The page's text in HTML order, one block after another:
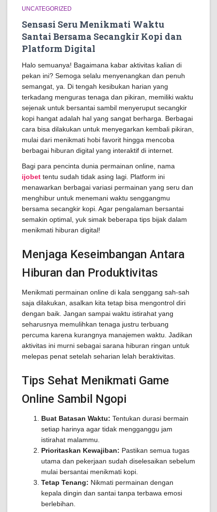
UNCATEGORIZED
Sensasi Seru Menikmati Waktu
Santai Bersama Secangkir Kopi dan
Platform Digital
Halo semuanya! Bagaimana kabar aktivitas kalian di
pekan ini? Semoga selalu menyenangkan dan penuh
semangat, ya. Di tengah kesibukan harian yang
terkadang menguras tenaga dan pikiran, memiliki waktu
sejenak untuk bersantai sambil menyeruput secangkir
kopi hangat adalah hal yang sangat berharga. Berbagai
cara bisa dilakukan untuk menyegarkan kembali pikiran,
mulai dari menikmati hobi favorit hingga mencoba
berbagai hiburan digital yang interaktif di internet.
Bagi para pencinta dunia permainan online, nama
ijobet tentu sudah tidak asing lagi. Platform ini
menawarkan berbagai variasi permainan yang seru dan
menghibur untuk menemani waktu senggangmu
bersama secangkir kopi. Agar pengalaman bersantai
semakin optimal, yuk simak beberapa tips bijak dalam
menikmati hiburan digital!
Menjaga Keseimbangan Antara
Hiburan dan Produktivitas
Menikmati permainan online di kala senggang sah-sah
saja dilakukan, asalkan kita tetap bisa mengontrol diri
dengan baik. Jangan sampai waktu istirahat yang
seharusnya memulihkan tenaga justru terbuang
percuma karena kurangnya manajemen waktu. Jadikan
aktivitas ini murni sebagai sarana hiburan ringan untuk
melepas penat setelah seharian lelah beraktivitas.
Tips Sehat Menikmati Game
Online Sambil Ngopi
Buat Batasan Waktu: Tentukan durasi bermain
setiap harinya agar tidak mengganggu jam
istirahat malammu.
Prioritaskan Kewajiban: Pastikan semua tugas
utama dan pekerjaan sudah diselesaikan sebelum
mulai bersantai menikmati kopi.
Tetap Tenang: Nikmati permainan dengan
kepala dingin dan santai tanpa terbawa emosi
berlebihan.